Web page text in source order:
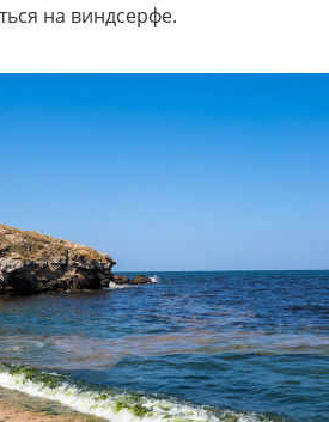
на виндсерфе.